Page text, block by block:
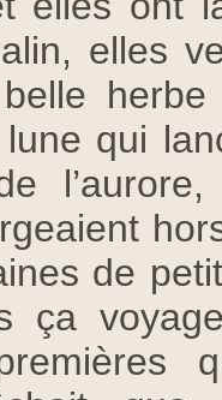
elles
qui
de
ça